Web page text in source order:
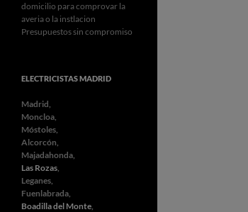
domicilio para comprovar la
averia o la instlacion
Presupuestos sin compromiso
ELECTRICISTAS MADRID
Madrid,
Moncloa,
Móstoles,
Alcorcón,
Majadahonda,
Las Rozas,
Leganes,
Fuenlabrada,
Boadilla del Monte,